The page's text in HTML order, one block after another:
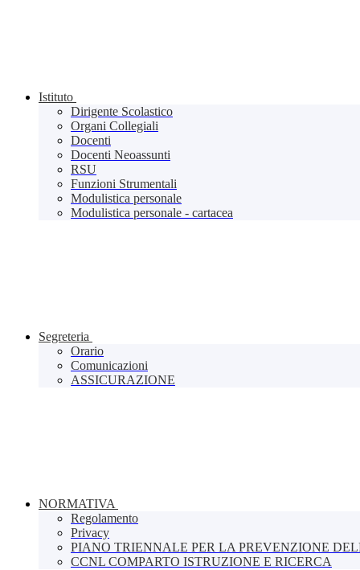
Istituto
Dirigente Scolastico
Organi Collegiali
Docenti
Docenti Neoassunti
RSU
Funzioni Strumentali
Modulistica personale
Modulistica personale - cartacea
Segreteria
Orario
Comunicazioni
ASSICURAZIONE
NORMATIVA
Regolamento
Privacy
PIANO TRIENNALE PER LA PREVENZIONE
CCNL COMPARTO ISTRUZIONE E RICERCA